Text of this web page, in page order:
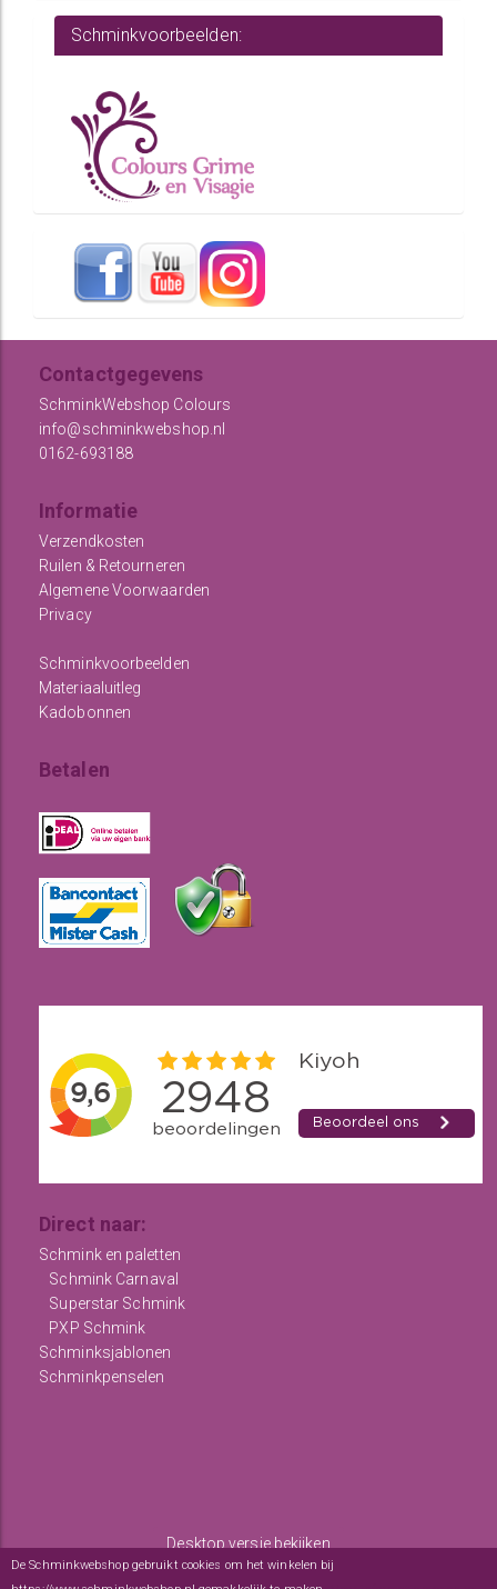
Schminkvoorbeelden:
Contactgegevens
SchminkWebshop Colours
info@schminkwebshop.nl
0162-693188
Informatie
Verzendkosten
Ruilen & Retourneren
Algemene Voorwaarden
Privacy
Schminkvoorbeelden
Materiaaluitleg
Kadobonnen
Betalen
Direct naar:
Schmink en paletten
Schmink Carnaval
Superstar Schmink
PXP Schmink
Schminksjablonen
Schminkpenselen
Desktop versie bekijken
De Schminkwebshop gebruikt cookies om het winkelen bij